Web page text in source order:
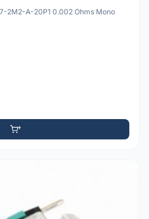
2M2-A-20P1 0.002 Ohms Mono